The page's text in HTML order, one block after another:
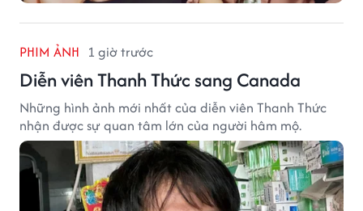
PHIM ẢNH 1 giờ trước
Diễn viên Thanh Thức sang Canada
Những hình ảnh mới nhất của diễn viên Thanh Thức
nhận được sự quan tâm lớn của người hâm mộ.